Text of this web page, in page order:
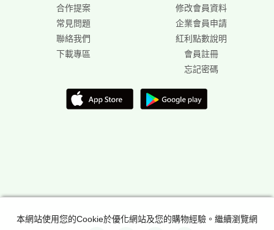
合作提案
常見問題
聯絡我們
下載專區
修改會員資料
企業會員申請
紅利點數說明
會員註冊
忘記密碼
本網站使用您的Cookie於優化網站及您的購物經驗。繼續瀏覽網